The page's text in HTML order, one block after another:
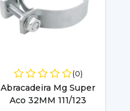
(0)
Abracadeira Mg Super
Aco 32MM 111/123